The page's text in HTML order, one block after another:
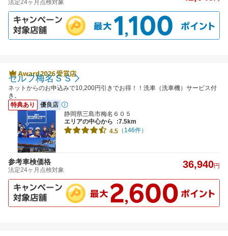
法定24ヶ月点検対象
セルフ梅名ＳＳ
ネットからのお申込みで10,200円引きでお得！！洗車（洗車機）サービス付
き。
特典あり
優良店
静岡県三島市梅名６０５
エリアの中心から
:7.5km
4.5 （146件）
参考車検価格
法定24ヶ月点検対象 36,940円